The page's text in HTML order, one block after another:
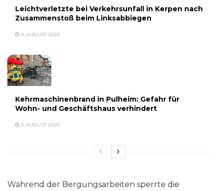
Leichtverletzte bei Verkehrsunfall in Kerpen nach
Zusammenstoß beim Linksabbiegen
4. AUGUST 2026
Kehrmaschinenbrand in Pulheim: Gefahr für
Wohn- und Geschäftshaus verhindert
3. AUGUST 2026
Während der Bergungsarbeiten sperrte die